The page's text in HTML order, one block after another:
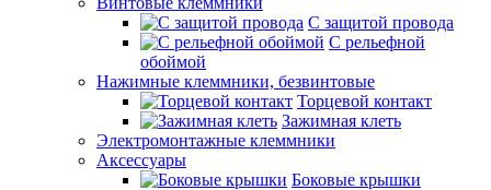
С защитой провода
C рельефной
обоймой
Нажимные клеммники, безвинтовые
Торцевой контакт
Зажимная клеть
Электромонтажные клеммники
Аксессуары
Боковые крышки